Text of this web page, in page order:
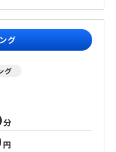
グ
グ
分
円